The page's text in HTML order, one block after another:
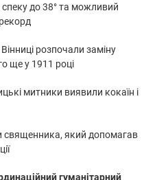
спеку до 38° та можливий
розпочали заміну
ще у 1911 році
митники виявили кокаїн і
священника, який допомагав
гуманітарний